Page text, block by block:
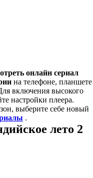
онлайн сериал
на телефоне, планшете
включения высокого
настройки плеера.
выберите себе новый
.
лето 2